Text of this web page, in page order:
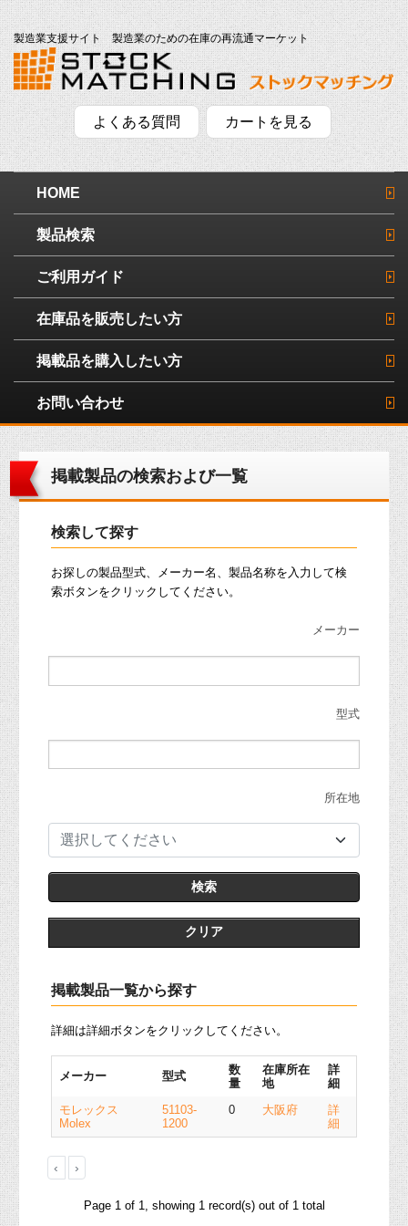
製造業支援サイト 製造業のための在庫の再流通マーケット
よくある質問 カートを見る
HOME
製品検索
ご利用ガイド
在庫品を販売したい方
掲載品を購入したい方
お問い合わせ
掲載製品の検索および一覧
検索して探す
お探しの製品型式、メーカー名、製品名称を入力して検
索ボタンをクリックしてください。
メーカー
型式
所在地
選択してください
クリア
掲載製品一覧から探す
詳細は詳細ボタンをクリックしてください。
メーカー 型式
数
量
在庫所在
地
詳
細
モレックス
Molex
51103-
1200
0 大阪府
詳
細
‹ ›
Page 1 of 1, showing 1 record(s) out of 1 total